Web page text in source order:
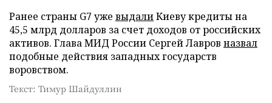
Ранее страны G7 уже выдалиКиеву кредиты на
45,5 млрд долларов за счет доходов от российских
активов. Глава МИД России Сергей Лавров назвал
подобные действия западных государств
воровством.
Текст: Тимур Шайдуллин